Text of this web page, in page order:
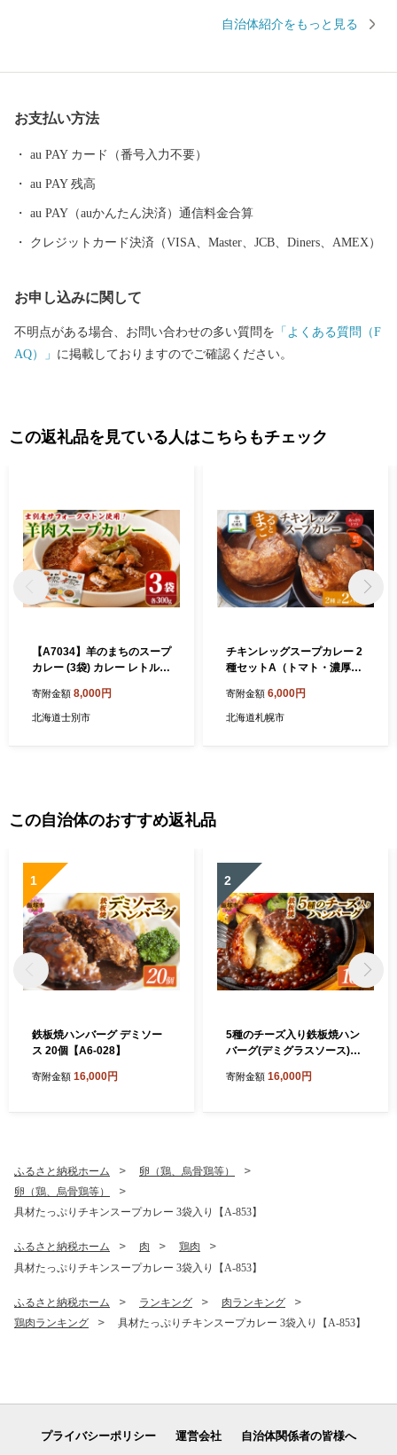
遷を背景に、福岡県央地域の中心都市であるとともに、市内に3つ
伝右衛門邸」をはじめ、市内に点在する「嘉穂劇場」、「旧長崎
街道内野宿」などの歴史的遺産を活用した観光ルートの整備にも
藤傳右エ門氏庭園）は、平成23年9月に国の名勝として指定されて
おり、邸宅、庭園の公開のほか、雛のまつりに合わせた人形展を
はじめ、季節に合わせた企画展などを開催していますので、ぜひ
頑張っています。応援よろしくお願いします！！
自治体紹介をもっと見る
お支払い方法
au PAY カード（番号入力不要）
au PAY 残高
au PAY（auかんたん決済）通信料金合算
クレジットカード決済（VISA、Master、JCB、Diners、AMEX）
お申し込みに関して
不明点がある場合、お問い合わせの多い質問を 「よくある質問（F
AQ）」 に掲載しておりますのでご確認ください。
この返礼品を見ている人はこちらもチェック
【A7034】羊のまちのスープ
カレー (3袋) カレー レトルト
ーク羊 レトルトカレー【サ
フォーク】
寄附金額 8,000円
北海道士別市
チキンレッグスープカレー 2
種セットA（トマト・濃厚エ
ー トマト 海老 レトルト 北海
道 札幌市
寄附金額 6,000円
北海道札幌市
この自治体のおすすめ返礼品
1
鉄板焼ハンバーグ デミソー
ス 20個【A6-028】
寄附金額 16,000円
2
5種のチーズ入り鉄板焼ハン
バーグ(デミグラスソース)16
寄附金額 16,000円
ふるさと納税ホーム
卵（鶏、烏骨鶏等）
卵（鶏、烏骨鶏等）
具材たっぷりチキンスープカレー 3袋入り【A-853】
ふるさと納税ホーム 肉
鶏肉
具材たっぷりチキンスープカレー 3袋入り【A-853】
ふるさと納税ホーム ランキング
肉ランキング
鶏肉ランキング
具材たっぷりチキンスープカレー 3袋入り【A-853】
プライバシーポリシー 運営会社 自治体関係者の皆様へ